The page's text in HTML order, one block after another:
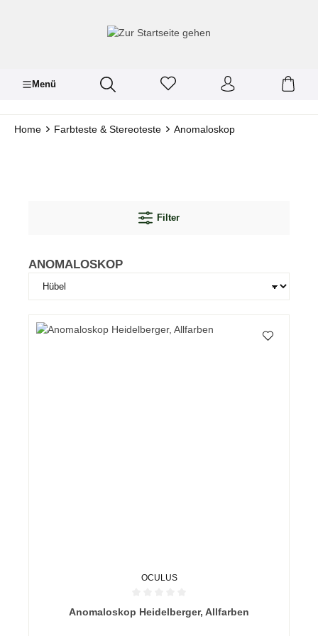
Menü
Home Farbteste & Stereoteste Anomaloskop
Filter
ANOMALOSKOP
OCULUS
Durchschnittliche Bewertung von 0 von 5 Sternen
Anomaloskop Heidelberger, Allfarben